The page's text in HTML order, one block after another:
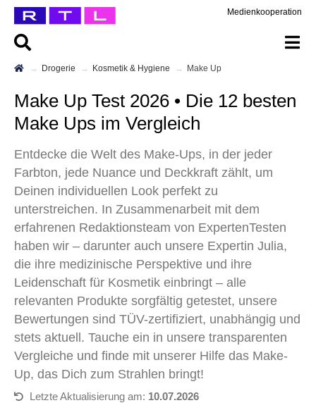
Medienkooperation
Drogerie Kosmetik & Hygiene Make Up
Make Up Test 2026 • Die 12 besten
Make Ups im Vergleich
Entdecke die Welt des Make-Ups, in der jeder
Farbton, jede Nuance und Deckkraft zählt, um
Deinen individuellen Look perfekt zu
unterstreichen. In Zusammenarbeit mit dem
erfahrenen Redaktionsteam von ExpertenTesten
haben wir – darunter auch unsere Expertin Julia,
die ihre medizinische Perspektive und ihre
Leidenschaft für Kosmetik einbringt – alle
relevanten Produkte sorgfältig getestet, unsere
Bewertungen sind TÜV-zertifiziert, unabhängig und
stets aktuell. Tauche ein in unsere transparenten
Vergleiche und finde mit unserer Hilfe das Make-
Up, das Dich zum Strahlen bringt!
Letzte Aktualisierung am: 10.07.2026